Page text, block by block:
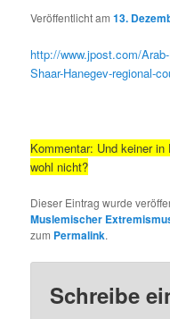
Veröffentlicht am13.
http://www.jpost.com/
Shaar-Hanegev-regional-
Kommentar: Und keiner in
wohl nicht?
Dieser Eintrag wurde
Muslemischer
zum Permalink.
Schreibe